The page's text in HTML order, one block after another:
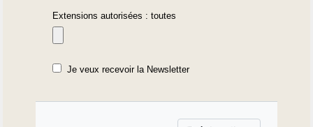
Extensions autorisées : toutes
Je veux recevoir la Newsletter